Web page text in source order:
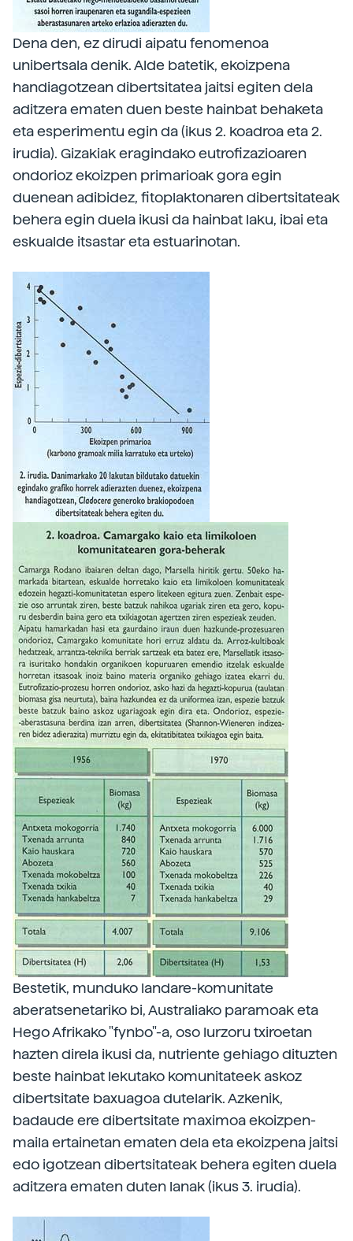
Dena den, ez dirudi aipatu fenomenoa
unibertsala denik. Alde batetik, ekoizpena
handiagotzean dibertsitatea jaitsi egiten dela
aditzera ematen duen beste hainbat behaketa
eta esperimentu egin da (ikus 2. koadroa eta 2.
irudia). Gizakiak eragindako eutrofizazioaren
ondorioz ekoizpen primarioak gora egin
duenean adibidez, fitoplaktonaren dibertsitateak
behera egin duela ikusi da hainbat laku, ibai eta
eskualde itsastar eta estuarinotan.
Bestetik, munduko landare-komunitate
aberatsenetariko bi, Australiako paramoak eta
Hego Afrikako "fynbo"-a, oso lurzoru txiroetan
hazten direla ikusi da, nutriente gehiago dituzten
beste hainbat lekutako komunitateek askoz
dibertsitate baxuagoa dutelarik. Azkenik,
badaude ere dibertsitate maximoa ekoizpen-
maila ertainetan ematen dela eta ekoizpena jaitsi
edo igotzean dibertsitateak behera egiten duela
aditzera ematen duten lanak (ikus 3. irudia).